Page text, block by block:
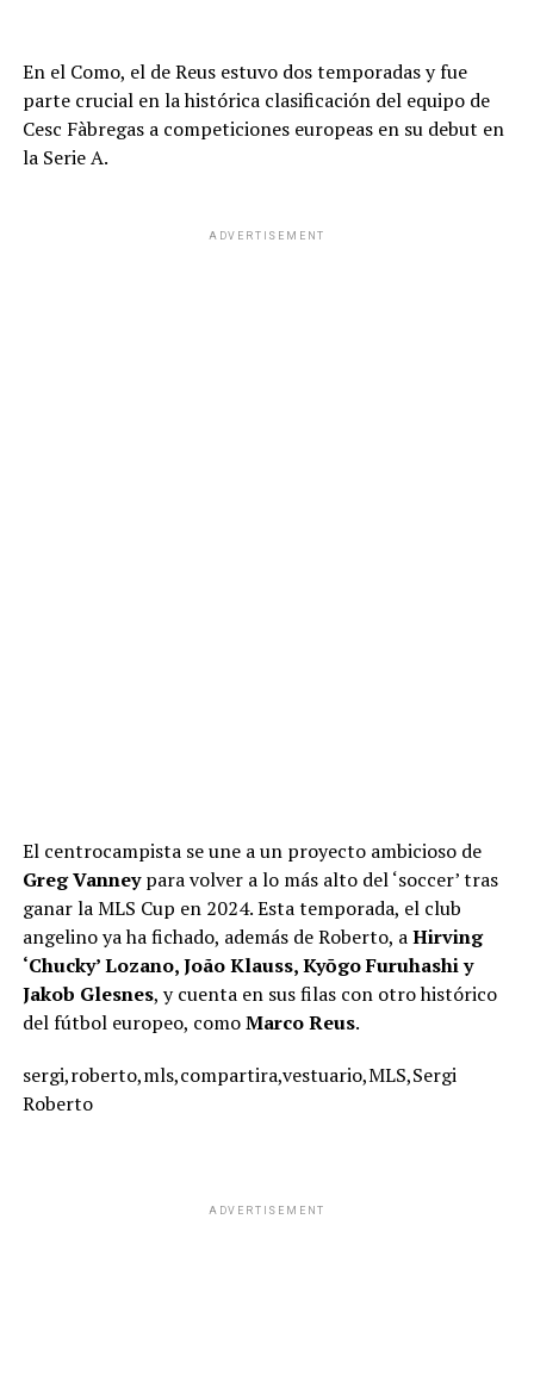
En el Como, el de Reus estuvo dos temporadas y fue
parte crucial en la histórica clasificación del equipo de
Cesc Fàbregas a competiciones europeas en su debut en
la Serie A.
ADVERTISEMENT
El centrocampista se une a un proyecto ambicioso de
Greg Vanneypara volver a lo más alto del ‘soccer’ tras
ganar la MLS Cup en 2024. Esta temporada, el club
angelino ya ha fichado, además de Roberto, aHirving
‘Chucky’ Lozano, João Klauss, Kyōgo Furuhashi y
Jakob Glesnes, y cuenta en sus filas con otro histórico
del fútbol europeo, comoMarco Reus.
sergi,roberto,mls,compartira,vestuario,MLS,Sergi
Roberto
ADVERTISEMENT